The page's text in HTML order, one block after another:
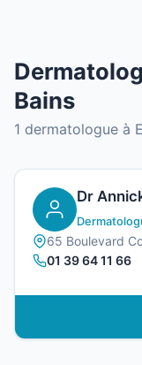
Bains
1 dermatologue à
Dr
65 Boulevard
01 39 64 11 66